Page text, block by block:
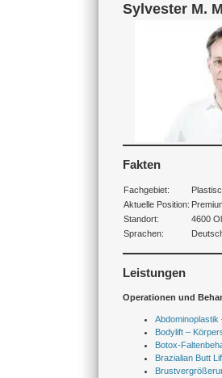
Sylvester M.
Fakten
Fachgebiet:
Aktuelle Position:
Standort:
4600
Sprachen:
Leistungen
Operationen und
Bodylift –
Botox-
Brazialian Butt